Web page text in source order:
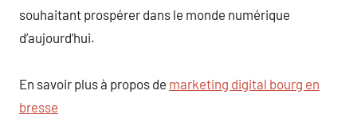
souhaitant prospérer dans le monde numérique
d’aujourd’hui.
En savoir plus à propos de marketing digital bourg en
bresse